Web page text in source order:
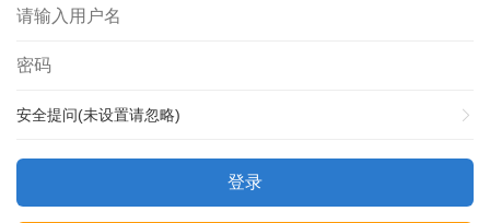
安全提问(未设置请忽略)
登录